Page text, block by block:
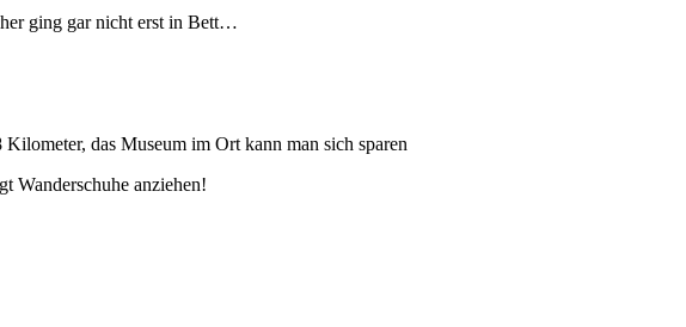
ging gar nicht erst in Bett…
das Museum im Ort kann man sich sparen
Wanderschuhe anziehen!